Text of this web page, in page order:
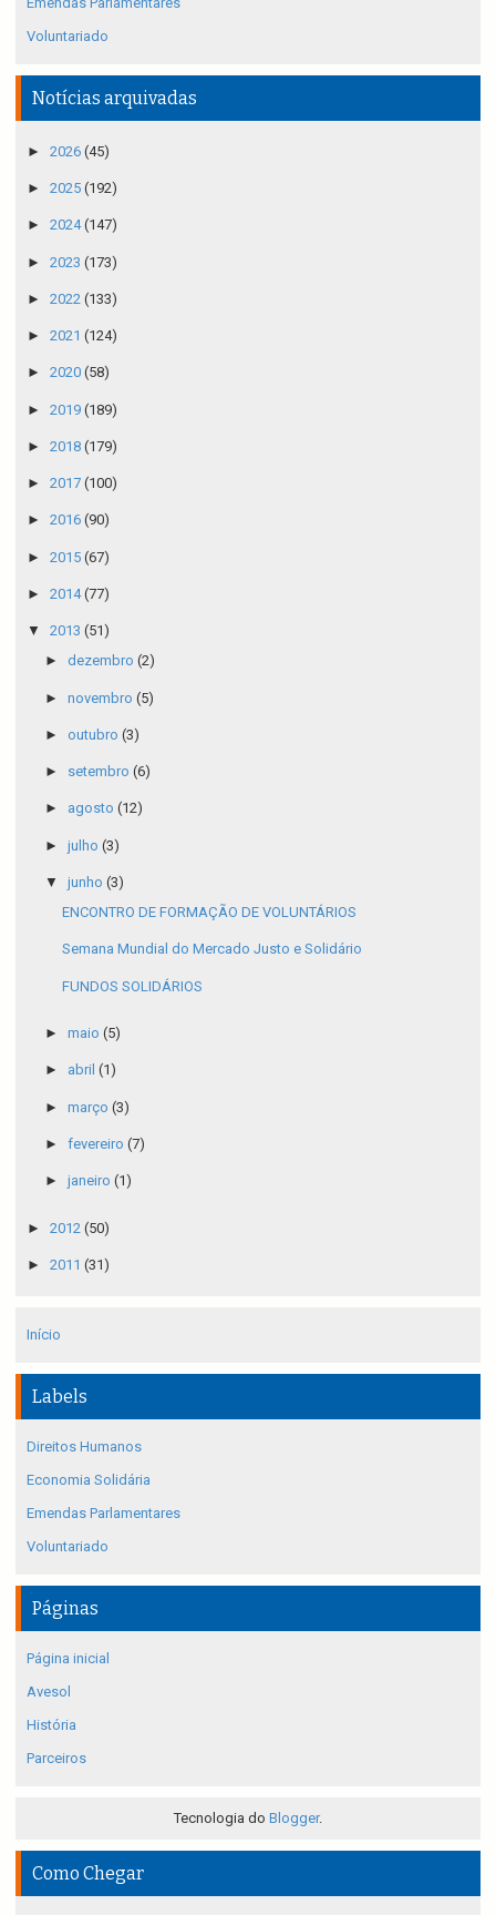
Voluntariado
Notícias arquivadas
► 2026 (45)
► 2025 (192)
► 2024(147)
► 2023 (173)
► 2022 (133)
► 2021 (124)
► 2020 (58)
► 2019 (189)
► 2018 (179)
► 2017 (100)
► 2016 (90)
► 2015 (67)
► 2014(77)
▼ 2013 (51)
► dezembro (2)
► novembro (5)
► outubro (3)
► setembro (6)
► agosto (12)
► julho (3)
▼ junho (3)
ENCONTRO DE FORMAÇÃO DE VOLUNTÁRIOS
Semana Mundial do Mercado Justo e Solidário
FUNDOS SOLIDÁRIOS
► maio (5)
► abril (1)
► março (3)
► fevereiro (7)
► janeiro (1)
► 2012 (50)
► 2011 (31)
Início
Labels
Direitos Humanos
Economia Solidária
Emendas Parlamentares
Voluntariado
Páginas
Página inicial
Avesol
História
Parceiros
Tecnologia do Blogger.
Como Chegar